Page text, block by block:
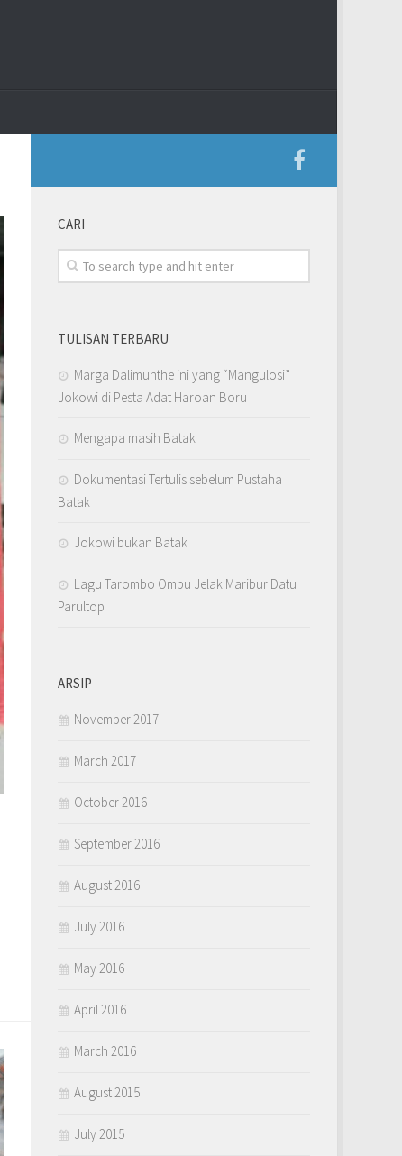
CARI
TULISAN TERBARU
Marga Dalimunthe ini yang “Mangulosi”
Jokowi di Pesta Adat Haroan Boru
Mengapa masih Batak
Dokumentasi Tertulis sebelum Pustaha
Batak
Jokowi bukan Batak
Lagu Tarombo Ompu Jelak Maribur Datu
Parultop
ARSIP
November 2017
March 2017
October 2016
September 2016
August 2016
July 2016
May 2016
April 2016
March 2016
August 2015
July 2015